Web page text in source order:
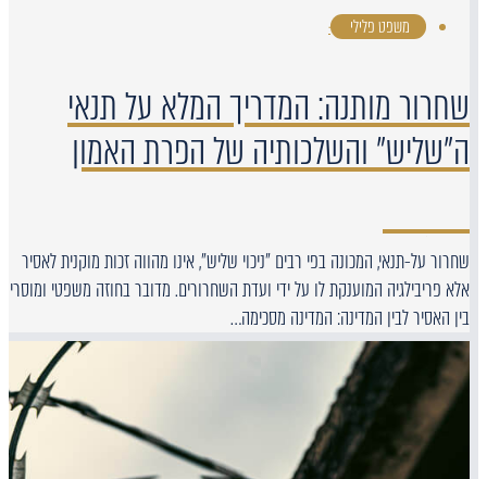
משפט פלילי ·
שחרור מותנה: המדריך המלא על תנאי
ה"שליש" והשלכותיה של הפרת האמון
שחרור על-תנאי, המכונה בפי רבים "ניכוי שליש", אינו מהווה זכות מוקנית לאסיר
אלא פריבילגיה המוענקת לו על ידי ועדת השחרורים. מדובר בחוזה משפטי ומוסרי
בין האסיר לבין המדינה: המדינה מסכימה…